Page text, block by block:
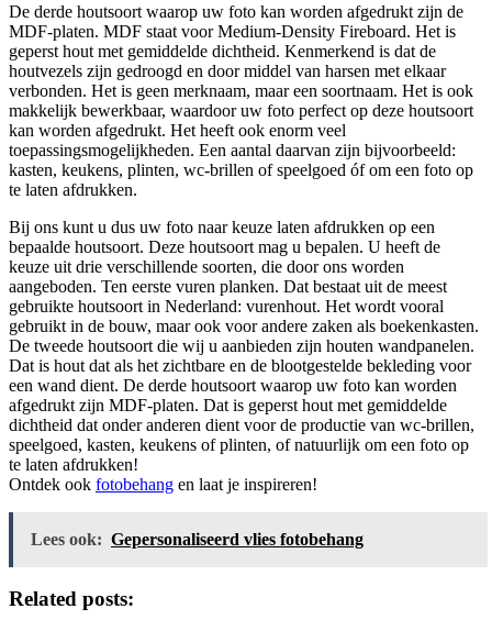
De derde houtsoort waarop uw foto kan worden afgedrukt zijn de
MDF-platen. MDF staat voor Medium-Density Fireboard. Het is
geperst hout met gemiddelde dichtheid. Kenmerkend is dat de
houtvezels zijn gedroogd en door middel van harsen met elkaar
verbonden. Het is geen merknaam, maar een soortnaam. Het is ook
makkelijk bewerkbaar, waardoor uw foto perfect op deze houtsoort
kan worden afgedrukt. Het heeft ook enorm veel
toepassingsmogelijkheden. Een aantal daarvan zijn bijvoorbeeld:
kasten, keukens, plinten, wc-brillen of speelgoed óf om een foto op
te laten afdrukken.
Bij ons kunt u dus uw foto naar keuze laten afdrukken op een
bepaalde houtsoort. Deze houtsoort mag u bepalen. U heeft de
keuze uit drie verschillende soorten, die door ons worden
aangeboden. Ten eerste vuren planken. Dat bestaat uit de meest
gebruikte houtsoort in Nederland: vurenhout. Het wordt vooral
gebruikt in de bouw, maar ook voor andere zaken als boekenkasten.
De tweede houtsoort die wij u aanbieden zijn houten wandpanelen.
Dat is hout dat als het zichtbare en de blootgestelde bekleding voor
een wand dient. De derde houtsoort waarop uw foto kan worden
afgedrukt zijn MDF-platen. Dat is geperst hout met gemiddelde
dichtheid dat onder anderen dient voor de productie van wc-brillen,
speelgoed, kasten, keukens of plinten, of natuurlijk om een foto op
te laten afdrukken!
Ontdek ook fotobehang en laat je inspireren!
Lees ook: Gepersonaliseerd vlies fotobehang
Related posts: